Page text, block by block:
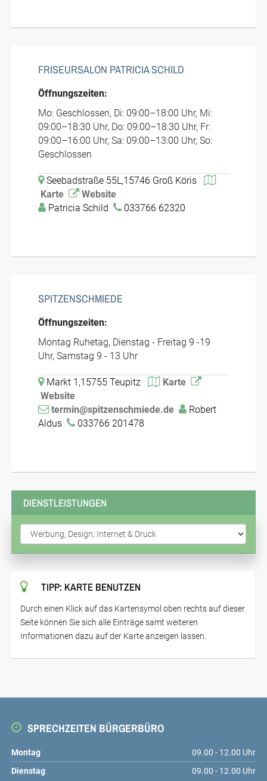
FRISEURSALON PATRICIA SCHILD
Öffnungszeiten:
Mo: Geschlossen, Di: 09:00–18:00 Uhr, Mi:
09:00–18:30 Uhr, Do: 09:00–18:30 Uhr, Fr:
09:00–16:00 Uhr, Sa: 09:00–13:00 Uhr, So:
Geschlossen
Seebadstraße 55L,15746 Groß Köris
Karte
Website
Patricia Schild
033766 62320
SPITZENSCHMIEDE
Öffnungszeiten:
Montag Ruhetag, Dienstag - Freitag 9 -19
Uhr, Samstag 9 - 13 Uhr
Markt 1,15755 Teupitz
Karte
Website
termin@spitzenschmiede.de
Robert
Aldus
033766 201478
DIENSTLEISTUNGEN
TIPP: KARTE BENUTZEN
Durch einen Klick auf das Kartensymol oben rechts auf dieser
Seite können Sie sich alle Einträge samt weiteren
Informationen dazu auf der Karte anzeigen lassen.
SPRECHZEITEN BÜRGERBÜRO
Montag
09.00 - 12.00 Uhr
Dienstag
09.00 - 12.00 Uhr